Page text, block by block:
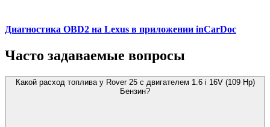
Диагностика OBD2 на Lexus в приложении inCarDoc
Часто задаваемые вопросы
Какой расход топлива у Rover 25 с двигателем 1.6 i 16V (109 Hp)
Бензин?